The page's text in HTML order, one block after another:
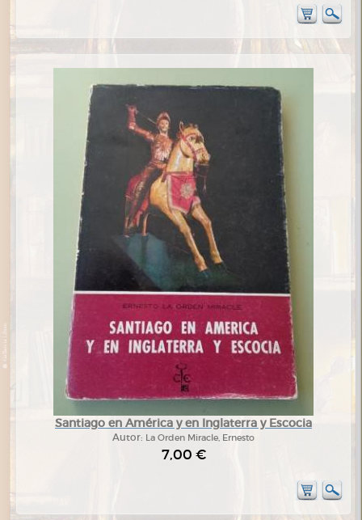
Santiago en América y en Inglaterra y Escocia
Autor: La Orden Miracle, Ernesto
7,00 €